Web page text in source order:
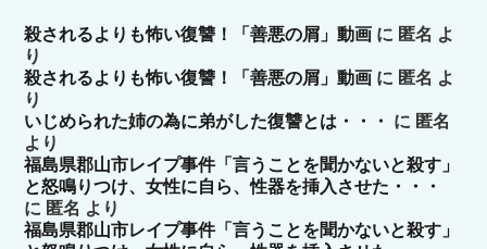
殺されるよりも怖い復讐！「善悪の屑」動画 に 匿名 よ
り
殺されるよりも怖い復讐！「善悪の屑」動画 に 匿名 よ
り
いじめられた姉の為に弟がした復讐とは・・・
に 匿名
より
福島県郡山市レイプ事件「言うことを聞かないと殺す」
と怒鳴りつけ、女性に自ら、性器を挿入させた・・・
に 匿名 より
福島県郡山市レイプ事件「言うことを聞かないと殺す」